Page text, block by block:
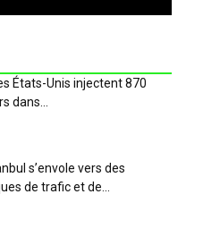
États-Unis injectent 870
dans...
s’envole vers des
de trafic et de...